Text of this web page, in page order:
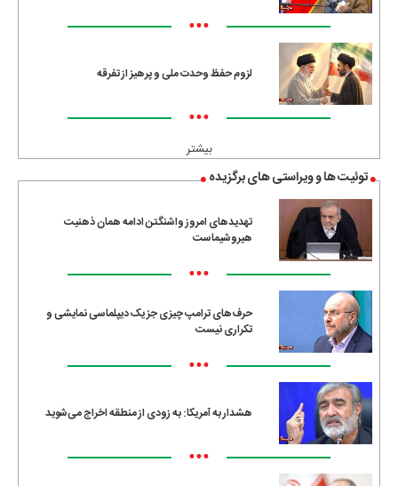
•••
لزوم حفظ وحدت ملی و پرهیز از تفرقه
•••
بیشتر
توئیت ها و ویراستی های برگزیده
تهدیدهای امروز واشنگتن ادامه همان ذهنیت
هیروشیماست
•••
حرف‌های ترامپ چیزی جز یک دیپلماسی نمایشی و
تکراری نیست
•••
هشدار به آمریکا: به زودی از منطقه اخراج می‌شوید
•••